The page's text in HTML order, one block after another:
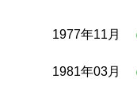
1977年11月
1981年03月